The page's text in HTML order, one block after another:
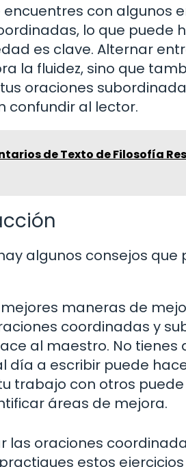
con algunos
lo que puede
es clave. Alternar
la fluidez, sino que
oraciones
confundir al lector.
de Texto de Filosofía
algunos consejos que
maneras de
coordinadas y
al maestro. No tienes
día a escribir puede
trabajo con otros
áreas de mejora.
las oraciones
estos